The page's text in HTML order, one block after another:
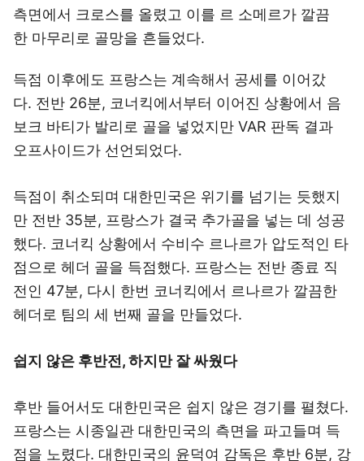
측면에서 크로스를 올렸고 이를 르 소메르가 깔끔
한 마무리로 골망을 흔들었다.
득점 이후에도 프랑스는 계속해서 공세를 이어갔
다. 전반 26분, 코너킥에서부터 이어진 상황에서 음
보크 바티가 발리로 골을 넣었지만 VAR 판독 결과
오프사이드가 선언되었다.
득점이 취소되며 대한민국은 위기를 넘기는 듯했지
만 전반 35분, 프랑스가 결국 추가골을 넣는 데 성공
했다. 코너킥 상황에서 수비수 르나르가 압도적인 타
점으로 헤더 골을 득점했다. 프랑스는 전반 종료 직
전인 47분, 다시 한번 코너킥에서 르나르가 깔끔한
헤더로 팀의 세 번째 골을 만들었다.
쉽지 않은 후반전, 하지만 잘 싸웠다
후반 들어서도 대한민국은 쉽지 않은 경기를 펼쳤다.
프랑스는 시종일관 대한민국의 측면을 파고들며 득
점을 노렸다. 대한민국의 윤덕여 감독은 후반 6분, 강